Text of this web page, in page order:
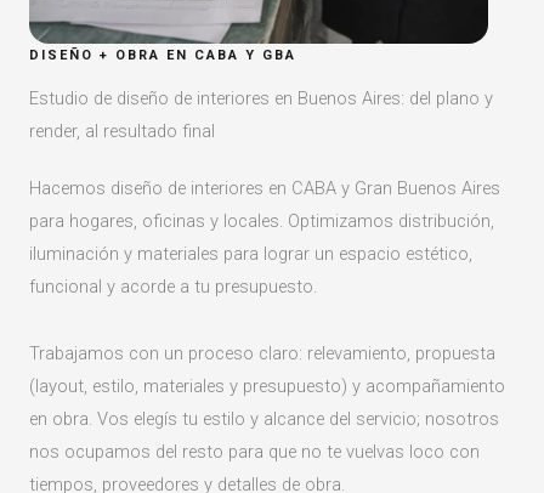
DISEÑO + OBRA EN CABA Y GBA
Estudio de diseño de interiores en Buenos Aires: del plano y
render, al resultado final
Hacemos diseño de interiores en CABA y Gran Buenos Aires
para hogares, oficinas y locales. Optimizamos distribución,
iluminación y materiales para lograr un espacio estético,
funcional y acorde a tu presupuesto.
Trabajamos con un proceso claro: relevamiento, propuesta
(layout, estilo, materiales y presupuesto) y acompañamiento
en obra. Vos elegís tu estilo y alcance del servicio; nosotros
nos ocupamos del resto para que no te vuelvas loco con
tiempos, proveedores y detalles de obra.